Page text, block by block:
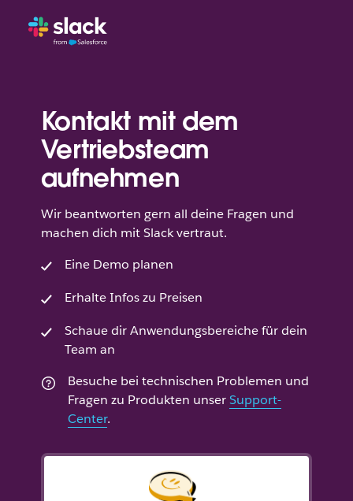
Kontakt mit dem
Vertriebsteam
aufnehmen
Wir beantworten gern all deine Fragen und
machen dich mit Slack vertraut.
Eine Demo planen
Erhalte Infos zu Preisen
Schaue dir Anwendungsbereiche für dein
Team an
Besuche bei technischen Problemen und
Fragen zu Produkten unserSupport-
Center.